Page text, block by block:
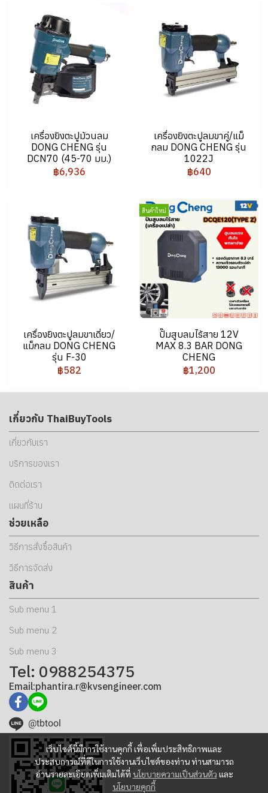
เครื่องยิงตะปูม้วนลม
DONG CHENG รุ่น
DCN70 (45-70 มม.)
฿6,936
เครื่องยิงตะปูลมขาคู่/แม็
กลม DONG CHENG รุ่น
1022J
฿640
เครื่องยิงตะปูลมขาเดี่ยว/
แม็กลม DONG CHENG
รุ่น F-30
฿582
สินค้าใหม่
ปั๊มสูบลมไร้สาย 12V
MAX 8.3 BAR DONG
CHENG
฿1,200
เว็บไซต์นี้มีการใช้งานคุกกี้ เพื่อเพิ่มประสิทธิภาพและ
ประสบการณ์ที่ดีในการใช้งานเว็บไซต์ของท่าน ท่านสามารถ
อ่านรายละเอียดเพิ่มเติมได้ที่ นโยบายความเป็นส่วนตัว และ
นโยบายคุกกี้
เกี่ยวกับ ThaiBuyTools
เกี่ยวกับเรา
บริการของเรา
ติดต่อเรา
แผนที่ร้าน
ช่วยเหลือ
วิธีการสั่งซื้อสินค้า
วิธีการจัดส่ง
สินค้า
Sub menu 1
Sub menu 2
Sub menu 3
Tel: 0988254375
Email:phantira.r@kvsengineer.com
@tbtool